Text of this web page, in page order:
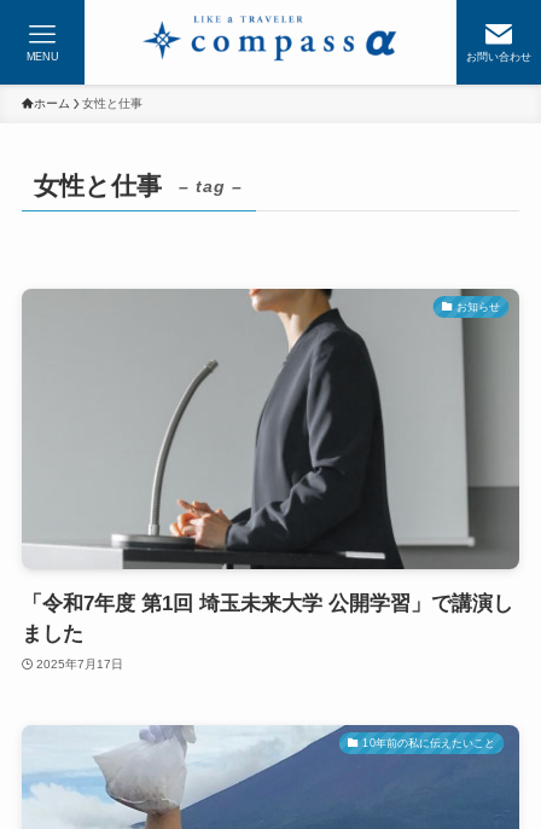
お問い合わせ
MENU
ホーム 女性と仕事
女性と仕事 – tag –
お知らせ
「令和7年度 第1回 埼玉未来大学 公開学習」で講演し
ました
2025年7月17日
10年前の私に伝えたいこと